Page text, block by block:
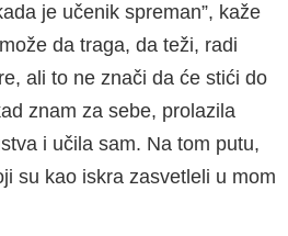
je učenik spreman”, kaže
da traga, da teži, radi
ali to ne znači da će stići do
znam za sebe, prolazila
i učila sam. Na tom putu,
su kao iskra zasvetleli u mom